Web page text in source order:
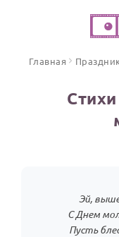
Стихи и тексты
Главная
Эй,
С Днем
Пусть